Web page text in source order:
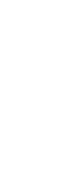
investigado
estas
El detenido
probadores
desvestían,
consistía en
colocarse en
móvil desde
respiradero
Además de
de algunas
cámara de